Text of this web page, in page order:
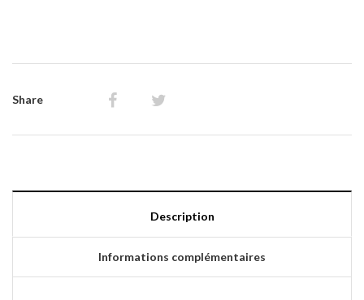
Share
Description
Informations complémentaires